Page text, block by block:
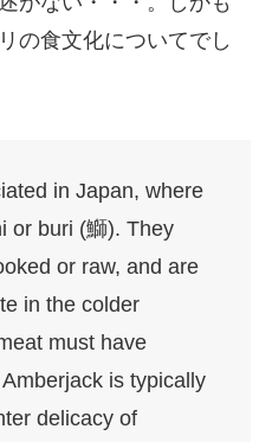
の食文化についてでし
in Japan, where
or buri (鰤). They
or raw, and are
in the colder
must have
is typically
delicacy of